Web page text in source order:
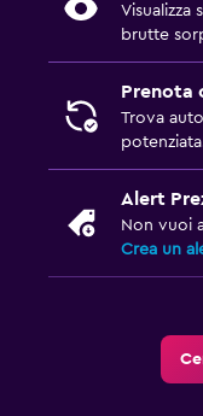
brutte
Prenota
Trova
Alert
Non vuoi
Crea un